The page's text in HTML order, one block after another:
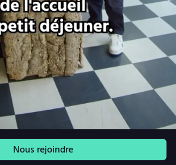
Nous rejoindre